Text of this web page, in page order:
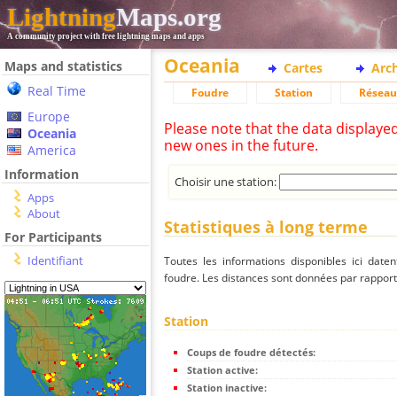
LightningMaps.org
A community project with free lightning maps and apps
Maps and statistics
Real Time
Europe
Oceania
America
Information
Apps
About
For Participants
Identifiant
Oceania Cartes
Foudre Station Réseau
Please note that the data
new ones in the future.
Choisir une station:
Statistiques à long terme
Toutes les informations disponibles ici
foudre. Les distances sont données par
Station
Coups de foudre détectés:
Station active:
Station inactive: